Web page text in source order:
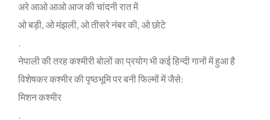
अरे आओ आओ आज की चांदनी रात में
ओ बड़ी, ओ मंझली, ओ तीसरे नंबर की, ओ छोटे
.
नेपाली की तरह कश्‍मीरी बोलों का प्रयोग भी कई हिन्‍दी गानों में हुआ है
विशेषकर कश्‍मीर की पृष्‍ठभूमि पर बनी फिल्‍मों में जैसे:
मिशन कश्‍मीर
.